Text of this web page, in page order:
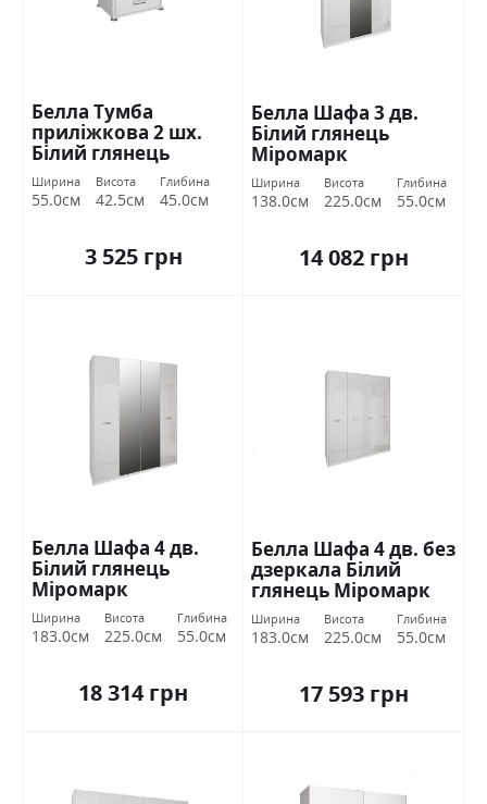
Белла Тумба
приліжкова 2 шх.
Білий глянець
Міромарк
Ширина
55.0см
Висота
42.5см
Глибина
45.0см
3 525 грн
Белла Шафа 3 дв.
Білий глянець
Міромарк
Ширина
138.0см
Висота
225.0см
Глибина
55.0см
14 082 грн
Белла Шафа 4 дв.
Білий глянець
Міромарк
Ширина
183.0см
Висота
225.0см
Глибина
55.0см
18 314 грн
Белла Шафа 4 дв. без
дзеркала Білий
глянець Міромарк
Ширина
183.0см
Висота
225.0см
Глибина
55.0см
17 593 грн